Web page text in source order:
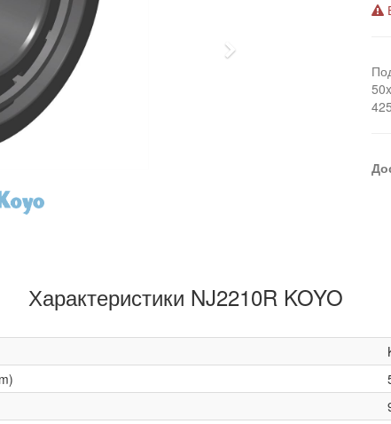
Next
Характеристики NJ2210R KOYO